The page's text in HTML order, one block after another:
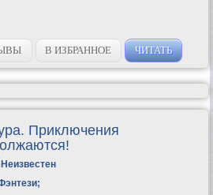
В ИЗБРАННОЕ ЧИТАТЬ
Приключения
Неизвестен
;